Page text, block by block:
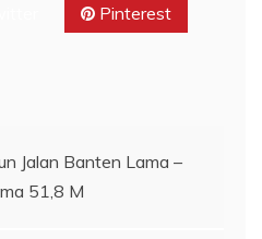
Pinterest
Jalan Banten Lama –
51,8 M